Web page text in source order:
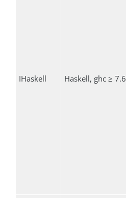
IHaskell
Haskell, ghc ≥ 7.6